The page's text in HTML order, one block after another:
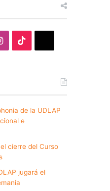
Instagram
de la UDLAP
e
cierre del Curso
jugará el